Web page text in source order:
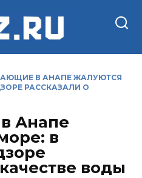
В АНАПЕ ЖАЛУЮТСЯ
РАССКАЗАЛИ О
Анапе
в
воды